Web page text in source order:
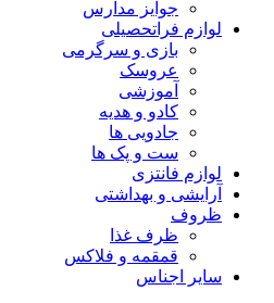
جوایز مدارس
لوازم فراتحصیلی
بازی و سرگرمی
عروسک
آموزشی
کادو و هدیه
جادویی ها
ست و پک ها
لوازم فانتزی
آرایشی و بهداشتی
ظروف
ظرف غذا
قمقمه و فلاکس
سایر اجناس